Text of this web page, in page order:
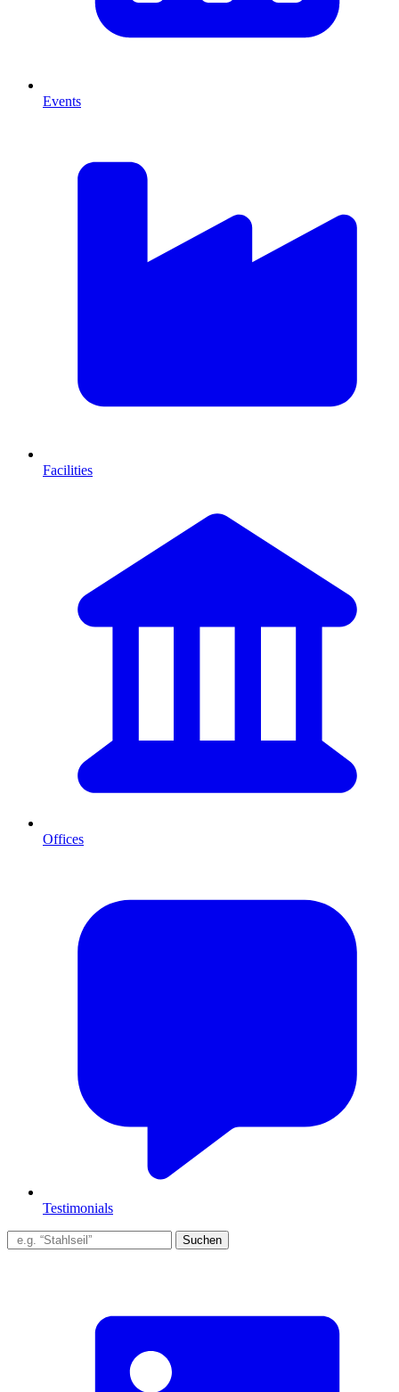
Events
Facilities
Offices
Testimonials
Suchen